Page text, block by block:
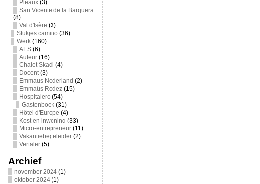
Pleaux(3)
San Vicente de la Barquera
(8)
Val d'Isère (3)
Stukjes camino (36)
Werk(160)
AES(6)
Auteur(16)
Chalet Skadi (4)
Docent(3)
Emmaus Nederland (2)
Emmaüs Rodez(15)
Hospitalero (54)
Gastenboek(31)
Hôtel d'Europe (4)
Kost en inwoning (33)
Micro-entrepreneur(11)
Vakantiebegeleider(2)
Vertaler(5)
Archief
november 2024(1)
oktober 2024(1)